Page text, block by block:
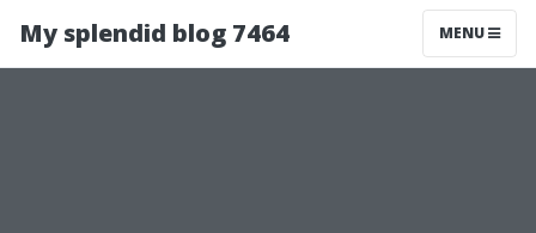
My splendid blog 7464 MENU